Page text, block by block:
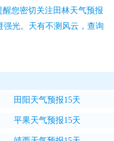
醒您密切关注 田林天气预报
强光。天有不测风云，查询
田阳天气预报15天
平果天气预报15天